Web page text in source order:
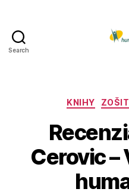
Search
KNIHY
Cerovic –